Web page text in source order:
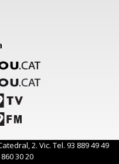
2. Vic. Tel. 93 889 49 49
30 20